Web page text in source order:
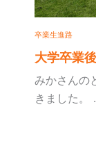
卒業生進路
大学卒業後
みかさんの
きました。